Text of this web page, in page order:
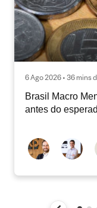
6 Ago 2026 • 36 mins
Brasil Macro
antes do